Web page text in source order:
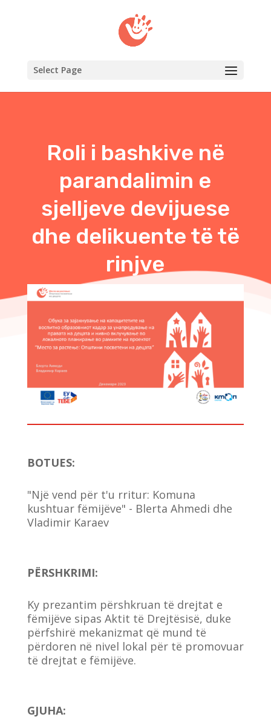
Select Page
Roli i bashkive në
parandalimin e
sjelljeve devijuese
dhe delikuente të të
rinjve
BOTUES:
"Një vend për t'u rritur: Komuna
kushtuar fëmijëve" - Blerta Ahmedi dhe
Vladimir Karaev
PËRSHKRIMI:
Ky prezantim përshkruan të drejtat e
fëmijëve sipas Aktit të Drejtësisë, duke
përfshirë mekanizmat që mund të
përdoren në nivel lokal për të promovuar
të drejtat e fëmijëve.
GJUHA: